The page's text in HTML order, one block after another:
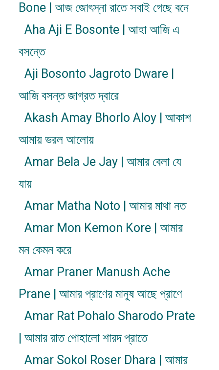
Bone | আজ জোৎস্না রাতে সবাই গেছে বনে
Aha Aji E Bosonte | আহা আজি এ
বসন্তে
Aji Bosonto Jagroto Dware |
আজি বসন্ত জাগ্রত দ্বারে
Akash Amay Bhorlo Aloy | আকাশ
আমায় ভরল আলোয়
Amar Bela Je Jay | আমার বেলা যে
যায়
Amar Matha Noto | আমার মাথা নত
Amar Mon Kemon Kore | আমার
মন কেমন করে
Amar Praner Manush Ache
Prane | আমার প্রাণের মানুষ আছে প্রাণে
Amar Rat Pohalo Sharodo Prate
| আমার রাত পোহালো শারদ প্রাতে
Amar Sokol Roser Dhara | আমার